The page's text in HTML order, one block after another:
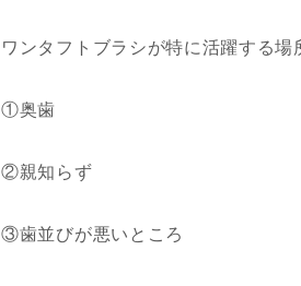
ワンタフトブラシが特に活躍する場
①奥歯
②親知らず
③歯並びが悪いところ